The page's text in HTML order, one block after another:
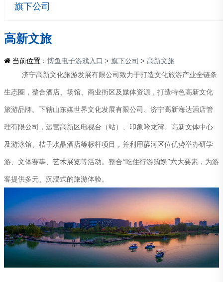
旗下公司
高新文旅
当前位置： 博鱼电子游戏入口 > 旗下公司 > 高新文旅
济宁高新文化旅游发展有限公司致力于打造文化旅游产业全链条
生态圈，整合酒店、场馆、商业街区及媒体资源，打造特色高新文化
旅游品牌。下辖山东媒世界文化发展有限公司、济宁高新海达酒店管
理有限公司，运营高新区电视台（站）、印象吟龙湾、高新文体中心
及游泳馆、桔子水晶酒店等标杆项目，并利用蓼河区位优势举办研学
游、文体赛事、艺术展览等活动。整合“吃住行游购娱”六大要素，为游
客提供多元、沉浸式的旅游体验。